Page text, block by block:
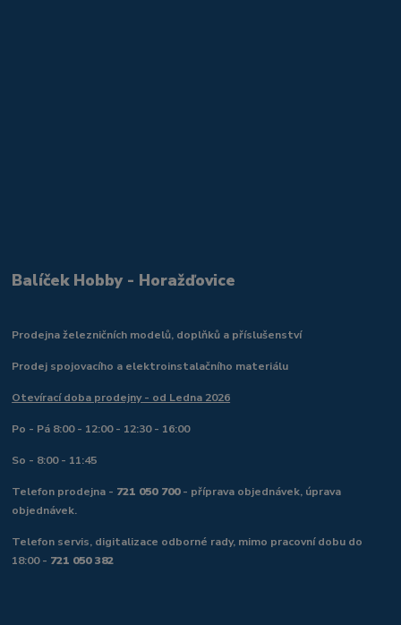
Balíček Hobby - Horažďovice
Prodejna železničních modelů, doplňků a příslušenství
Prodej spojovacího a elektroinstalačního materiálu
Otevírací doba prodejny - od Ledna 2026
Po - Pá 8:00 - 12:00 - 12:30 - 16:00
So - 8:00 - 11:45
Telefon prodejna - 721 050 700- příprava objednávek, úprava
objednávek.
Telefon servis, digitalizace odborné rady, mimo pracovní dobu do
18:00 - 721 050 382